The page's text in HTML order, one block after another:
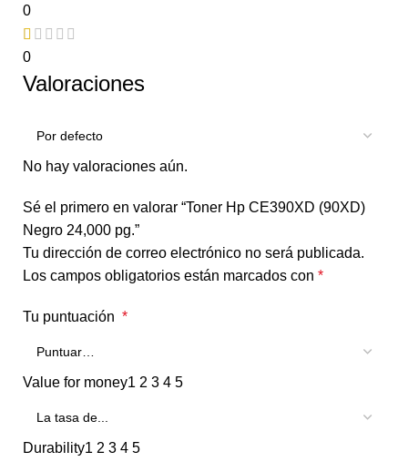
0
0
Valoraciones
No hay valoraciones aún.
Sé el primero en valorar “Toner Hp CE390XD (90XD)
Negro 24,000 pg.”
Tu dirección de correo electrónico no será publicada.
Los campos obligatorios están marcados con *
Tu puntuación *
Value for money1 2 3 4 5
Durability1 2 3 4 5